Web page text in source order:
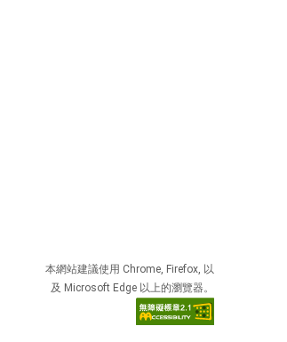
本網站建議使用 Chrome, Firefox, 以
及 Microsoft Edge 以上的瀏覽器。